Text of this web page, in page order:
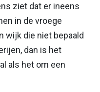
ziet dat er ineens
in de vroege
wijk die niet bepaald
dan is het
als het om een